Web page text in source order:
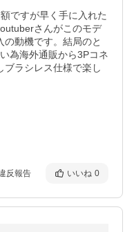
ですが早く手に入れた
さんがこのモデ
の動機です。結局のと
為海外通販から3Pコネ
ブラシレス仕様で楽し
反報告 いいね 0